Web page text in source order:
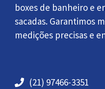
boxes de banheiro e
sacadas. Garantimos
medições precisas e
(21) 97466-3351